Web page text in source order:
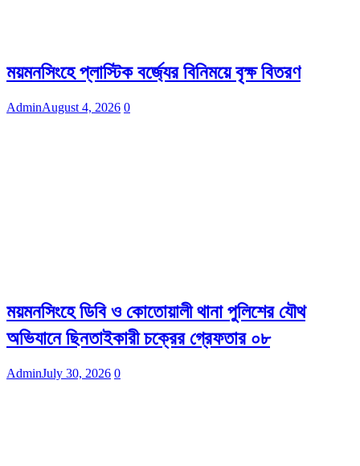
ময়মনসিংহে প্লাস্টিক বর্জ্যের বিনিময়ে বৃক্ষ বিতরণ
AdminAugust 4, 2026 0
ময়মনসিংহে ডিবি ও কোতোয়ালী থানা পুলিশের যৌথ
অভিযানে ছিনতাইকারী চক্রের গ্রেফতার ০৮
AdminJuly 30, 2026 0